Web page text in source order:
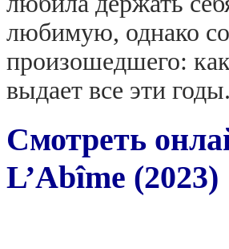
любимую, однако
произошедшего: как
выдает все эти годы.
Смотреть
L’Abîme (2023)